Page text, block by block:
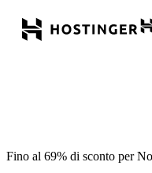
Fino al 69% di sconto per